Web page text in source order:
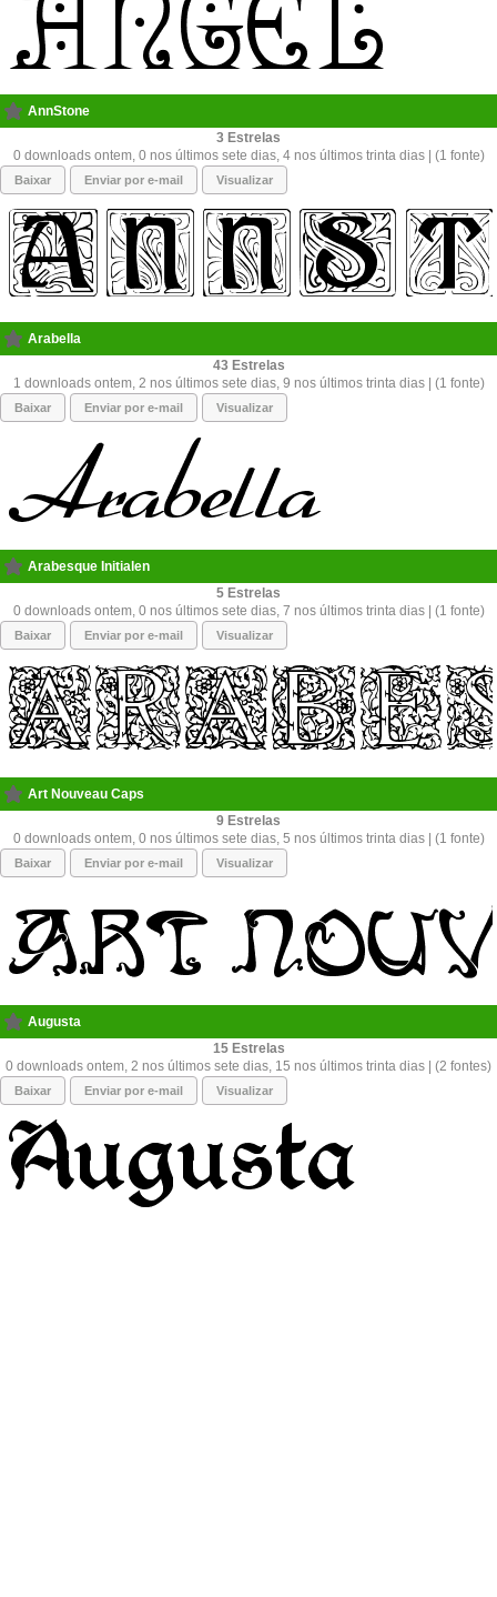
AnnStone
3
0 downloads ontem, 0 nos últimos sete dias, 4 nos últimos trinta dias | (1 fonte)
Baixar Enviar por e-mail Visualizar
Arabella
43
1 downloads ontem, 2 nos últimos sete dias, 9 nos últimos trinta dias | (1 fonte)
Baixar Enviar por e-mail Visualizar
Arabesque Initialen
5
0 downloads ontem, 0 nos últimos sete dias, 7 nos últimos trinta dias | (1 fonte)
Baixar Enviar por e-mail Visualizar
Art Nouveau Caps
9
0 downloads ontem, 0 nos últimos sete dias, 5 nos últimos trinta dias | (1 fonte)
Baixar Enviar por e-mail Visualizar
Augusta
15
0 downloads ontem, 2 nos últimos sete dias, 15 nos últimos trinta dias | (2 fontes)
Baixar Enviar por e-mail Visualizar